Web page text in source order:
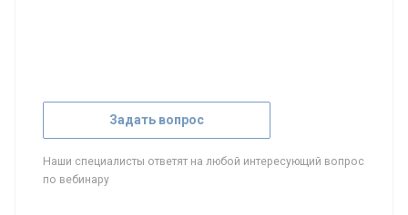
Задать вопрос
Наши специалисты ответят на любой интересующий вопрос
по вебинару